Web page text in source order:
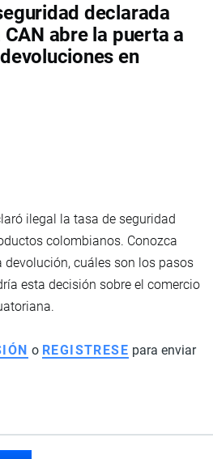
declarada
abre la puerta a
en
ilegal la tasa de seguridad
colombianos. Conozca
cuáles son los pasos
esta decisión sobre el comercio
o REGISTRESE para enviar